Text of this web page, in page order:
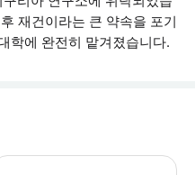
재건이라는 큰 약속을 포기
학에 완전히 맡겨졌습니다.
문 시간 최소 1시간 30분